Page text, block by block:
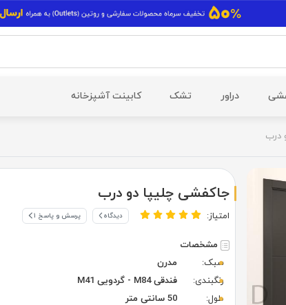
دراور تشک کابینت آشپزخانه
درب
جاکفشی چلیپا دو درب
امتیاز: دیدگاه پرسش و پاسخ ۱
مشخصات
سبک:
مدرن
رنگبندی:
فندقی M84 - گردویی M41
طول:
50 سانتی متر